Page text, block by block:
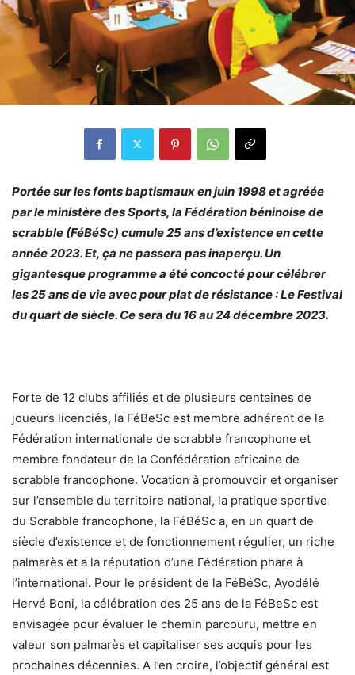
Portée sur les fonts baptismaux en juin 1998 et agréée
par le ministère des Sports, la Fédération béninoise de
scrabble (FéBéSc) cumule 25 ans d’existence en cette
année 2023. Et, ça ne passera pas inaperçu. Un
gigantesque programme a été concocté pour célébrer
les 25 ans de vie avec pour plat de résistance : Le Festival
du quart de siècle. Ce sera du 16 au 24 décembre 2023.
Forte de 12 clubs affiliés et de plusieurs centaines de
joueurs licenciés, la FéBeSc est membre adhérent de la
Fédération internationale de scrabble francophone et
membre fondateur de la Confédération africaine de
scrabble francophone. Vocation à promouvoir et organiser
sur l’ensemble du territoire national, la pratique sportive
du Scrabble francophone, la FéBéSc a, en un quart de
siècle d’existence et de fonctionnement régulier, un riche
palmarès et a la réputation d’une Fédération phare à
l’international. Pour le président de la FéBéSc, Ayodélé
Hervé Boni, la célébration des 25 ans de la FéBeSc est
envisagée pour évaluer le chemin parcouru, mettre en
valeur son palmarès et capitaliser ses acquis pour les
prochaines décennies. A l’en croire, l’objectif général est